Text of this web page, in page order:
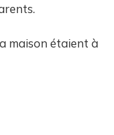
maison étaient à